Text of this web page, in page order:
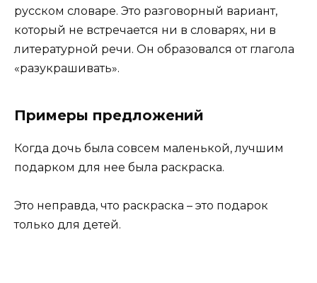
русском словаре. Это разговорный вариант,
который не встречается ни в словарях, ни в
литературной речи. Он образовался от глагола
«разукрашивать».
Примеры предложений
Когда дочь была совсем маленькой, лучшим
подарком для нее была раскраска.
Это неправда, что раскраска – это подарок
только для детей.